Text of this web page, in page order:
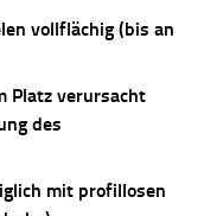
vollflächig (bis an
Platz verursacht
des
mit profillosen